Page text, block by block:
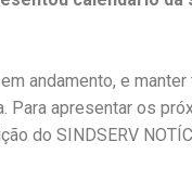
andamento, e
Para apresentar os
do SINDSERV